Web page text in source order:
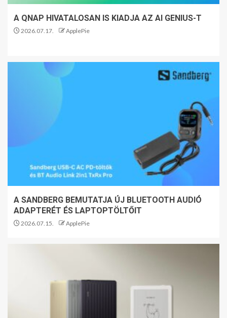
A QNAP HIVATALOSAN IS KIADJA AZ AI GENIUS-T
2026.07.17. ApplePie
A SANDBERG BEMUTATJA ÚJ BLUETOOTH AUDIÓ
ADAPTERÉT ÉS LAPTOPTÖLTŐIT
2026.07.15. ApplePie